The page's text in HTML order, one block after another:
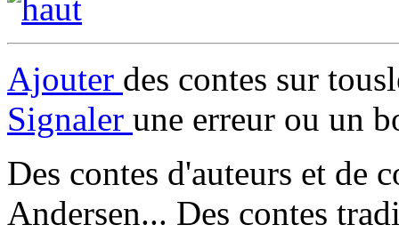
Ajouter des contes sur
Signaler une erreur ou un
Des contes d'auteurs et de
Andersen... Des contes